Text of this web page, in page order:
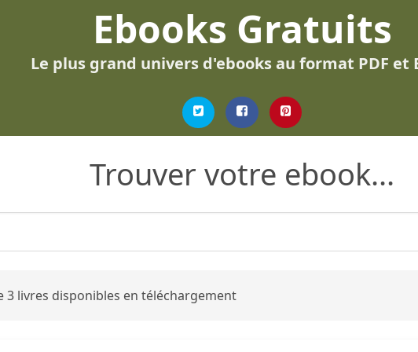
Ebooks Gratuits
Le plus grand univers d'ebooks au format PDF et
Trouver votre ebook...
3 livres disponibles en téléchargement